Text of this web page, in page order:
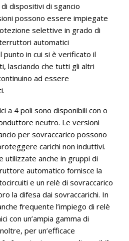
dispositivi di sgancio
possono essere impiegate
selettive in grado di
automatici
in cui si è verificato il
lasciando che tutti gli altri
ad essere
a 4 poli sono disponibili con o
neutro. Le versioni
per sovraccarico possono
carichi non induttivi.
utilizzate anche in gruppi di
automatico fornisce la
e un relè di sovraccarico
la difesa dai sovraccarichi. In
frequente l’impiego di relè
con un’ampia gamma di
per un’efficace